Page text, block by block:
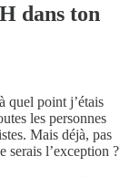
dans ton
quel point j’étais
les personnes
Mais déjà, pas
serais l’exception ?